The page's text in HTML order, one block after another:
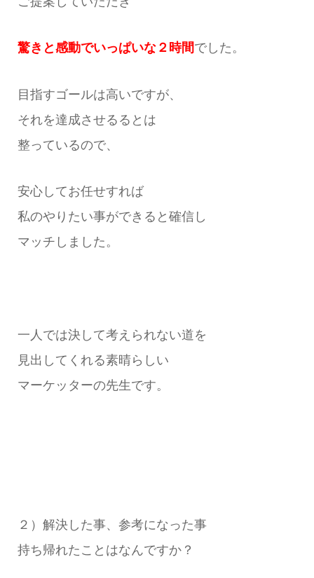
驚きと感動でいっぱいな２時間でした。
目指すゴールは高いですが、
それを達成させるるとは
整っているので、
安心してお任せすれば
私のやりたい事ができると確信し
マッチしました。
一人では決して考えられない道を
見出してくれる素晴らしい
マーケッターの先生です。
２）解決した事、参考になった事
持ち帰れたことはなんですか？